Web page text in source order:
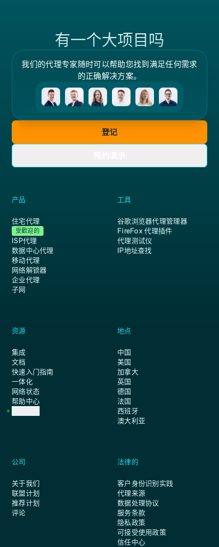
有一个大项目吗
我们的代理专家随时可以帮助您找到满足任何需求
的正确解决方案。
登记
产品
住宅代理
受歡迎的
ISP代理
数据中心代理
移动代理
网络解锁器
企业代理
子网
工具
谷歌浏览器代理管理器
FireFox 代理插件
代理测试仪
IP地址查找
资源
集成
文档
快速入门指南
一体化
网络状态
帮助中心
地点
中国
美国
加拿大
英国
德国
法国
西班牙
澳大利亚
公司
关于我们
联盟计划
推荐计划
评论
法律的
客户身份识别实践
代理来源
数据处理协议
服务条款
隐私政策
可接受使用政策
信任中心